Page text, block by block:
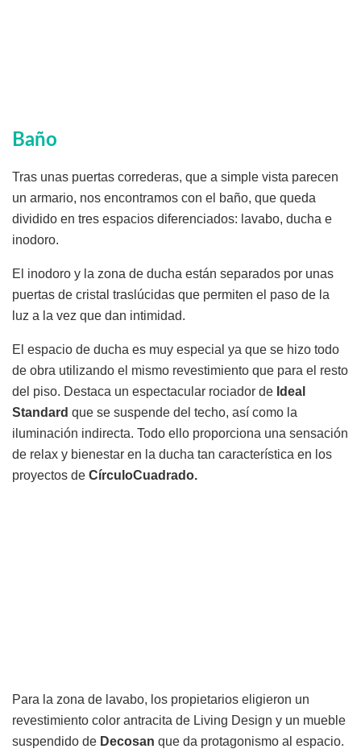
Baño
Tras unas puertas correderas, que a simple vista parecen
un armario, nos encontramos con el baño, que queda
dividido en tres espacios diferenciados: lavabo, ducha e
inodoro.
El inodoro y la zona de ducha están separados por unas
puertas de cristal traslúcidas que permiten el paso de la
luz a la vez que dan intimidad.
El espacio de ducha es muy especial ya que se hizo todo
de obra utilizando el mismo revestimiento que para el resto
del piso. Destaca un espectacular rociador de Ideal
Standard que se suspende del techo, así como la
iluminación indirecta. Todo ello proporciona una sensación
de relax y bienestar en la ducha tan característica en los
proyectos de CírculoCuadrado.
Para la zona de lavabo, los propietarios eligieron un
revestimiento color antracita de Living Design y un mueble
suspendido de Decosan que da protagonismo al espacio.